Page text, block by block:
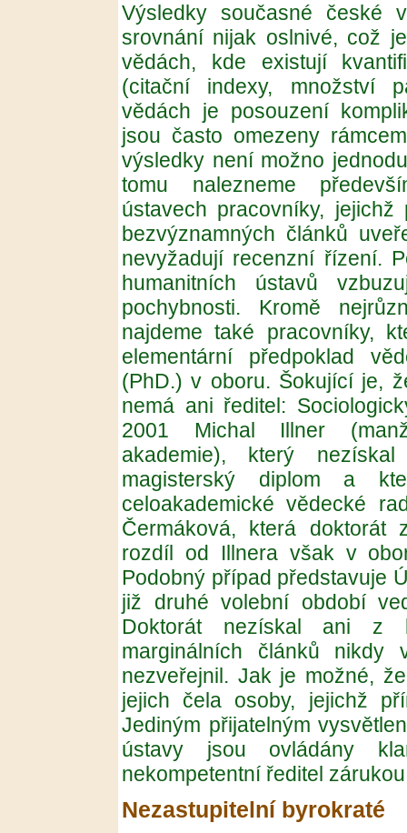
Výsledky současné české
srovnání nijak oslnivé, což
vědách, kde existují
(citační indexy, množství
vědách je posouzení
jsou často omezeny
výsledky není možno
tomu nalezneme
ústavech pracovníky,
bezvýznamných článků
nevyžadují recenzní řízení.
humanitních ústavů
pochybnosti. Kromě
najdeme také pracovníky,
elementární předpoklad
(PhD.) v oboru. Šokující je,
nemá ani ředitel:
2001 Michal Illner
akademie), který
magisterský diplom a
celoakademické vědecké
Čermáková, která doktorát
rozdíl od Illnera však v
Podobný případ představuje
již druhé volební období
Doktorát nezískal ani z
marginálních článků
nezveřejnil. Jak je možné,
jejich čela osoby, jejichž
Jediným přijatelným
ústavy jsou ovládány
nekompetentní ředitel
Nezastupitelní byrokraté